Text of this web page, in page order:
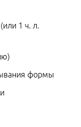
1 ч. л.
формы